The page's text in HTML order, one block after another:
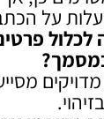
על
לכלול
?